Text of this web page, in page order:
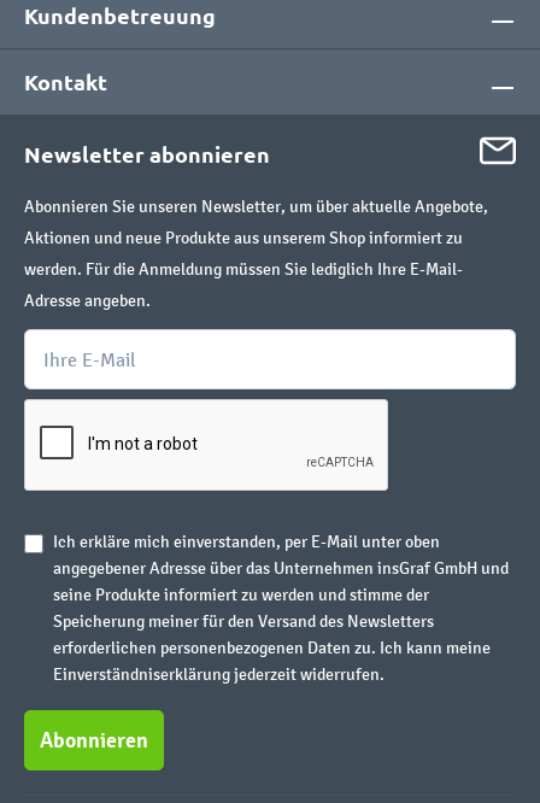
Kundenbetreuung
Kontakt
Newsletter abonnieren
Abonnieren Sie unseren Newsletter, um über aktuelle Angebote,
Aktionen und neue Produkte aus unserem Shop informiert zu
werden. Für die Anmeldung müssen Sie lediglich Ihre E-Mail-
Adresse angeben.
Ich erkläre mich einverstanden, per E-Mail unter oben
angegebener Adresse über das Unternehmen insGraf GmbH und
seine Produkte informiert zu werden und stimme der
Speicherung meiner für den Versand des Newsletters
erforderlichen personenbezogenen Daten zu. Ich kann meine
Einverständniserklärung jederzeit widerrufen.
Abonnieren